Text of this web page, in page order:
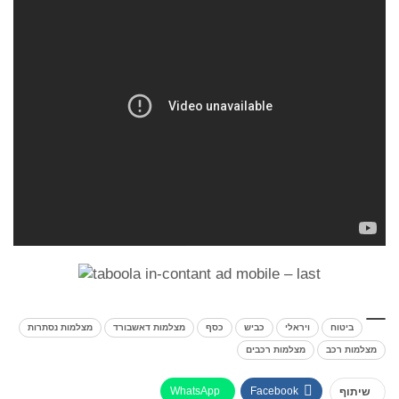
ביטוח ויראלי כביש כסף מצלמות דאשבורד מצלמות נסתרות
מצלמות רכב מצלמות רכבים
שיתוף Facebook
WhatsApp